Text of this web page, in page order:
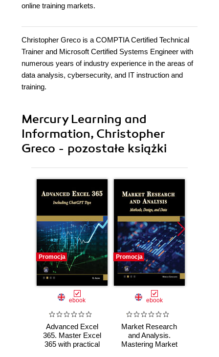
online training markets.
Christopher Greco is a COMPTIA Certified Technical
Trainer and Microsoft Certified Systems Engineer with
numerous years of industry experience in the areas of
data analysis, cybersecurity, and IT instruction and
training.
Mercury Learning and
Information, Christopher
Greco - pozostałe książki
Promocja
ebook
Advanced Excel
365. Master Excel
365 with practical
Promocja
ebook
Market Research
and Analysis.
Mastering Market